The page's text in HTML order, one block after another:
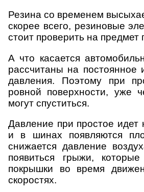
Резина со временем
скорее всего, резиновые
стоит проверить на предмет
А что касается
рассчитаны на постоянное
давления. Поэтому при
ровной поверхности, уже
могут спуститься.
Давление при простое идет
и в шинах появляются
снижается давление
появиться грыжи,
покрышки во время
скоростях.